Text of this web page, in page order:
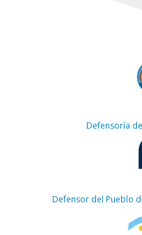
Defensoría
Defensor del Pueblo